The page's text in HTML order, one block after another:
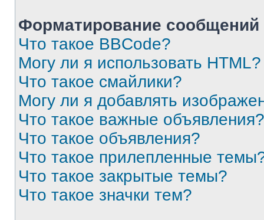
Форматирование
Что такое BBCode?
Могу ли я использовать HTML?
Что такое смайлики?
Могу ли я добавлять
Что такое важные объявления?
Что такое объявления?
Что такое прилепленные
Что такое закрытые темы?
Что такое значки тем?